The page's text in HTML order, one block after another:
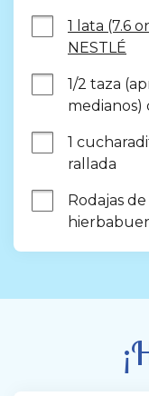
1 lata (7.6
NESTLÉ
1/2 taza
1
rallada
Rodajas